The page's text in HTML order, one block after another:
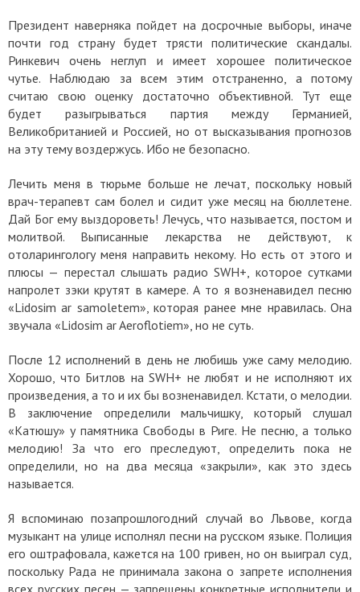
Президент наверняка пойдет на досрочные выборы, иначе
почти год страну будет трясти политические скандалы.
Ринкевич очень неглуп и имеет хорошее политическое
чутье. Наблюдаю за всем этим отстраненно, а потому
считаю свою оценку достаточно объективной. Тут еще
будет разыгрываться партия между Германией,
Великобританией и Россией, но от высказывания прогнозов
на эту тему воздержусь. Ибо не безопасно.
Лечить меня в тюрьме больше не лечат, поскольку новый
врач-терапевт сам болел и сидит уже месяц на бюллетене.
Дай Бог ему выздороветь! Лечусь, что называется, постом и
молитвой. Выписанные лекарства не действуют, к
отоларингологу меня направить некому. Но есть от этого и
плюсы — перестал слышать радио SWH+, которое сутками
напролет зэки крутят в камере. А то я возненавидел песню
«Lidosim ar samoletem», которая ранее мне нравилась. Она
звучала «Lidosim ar Aeroflotiem», но не суть.
После 12 исполнений в день не любишь уже саму мелодию.
Хорошо, что Битлов на SWH+ не любят и не исполняют их
произведения, а то и их бы возненавидел. Кстати, о мелодии.
В заключение определили мальчишку, который слушал
«Катюшу» у памятника Свободы в Риге. Не песню, а только
мелодию! За что его преследуют, определить пока не
определили, но на два месяца «закрыли», как это здесь
называется.
Я вспоминаю позапрошлогодний случай во Львове, когда
музыкант на улице исполнял песни на русском языке. Полиция
его оштрафовала, кажется на 100 гривен, но он выиграл суд,
поскольку Рада не принимала закона о запрете исполнения